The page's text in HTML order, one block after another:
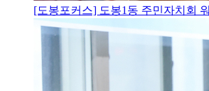
[도봉포커스] 도봉1동 주민자치회